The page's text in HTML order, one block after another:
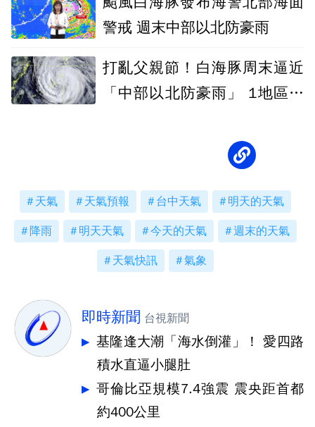
警戒 週末中部以北防豪雨
打亂父親節！白海豚周末逼近
「中部以北防豪雨」 1地區不
天氣 天氣預報 台中天氣 明天的天氣
降雨 明天天氣 今天的天氣 週末的天氣
天氣快訊 氣象
即時新聞 台視新聞
基隆逢大潮「海水倒灌」！ 愛四路
積水直逼小腿肚
哥倫比亞規模7.4強震 震央距首都
約400公里